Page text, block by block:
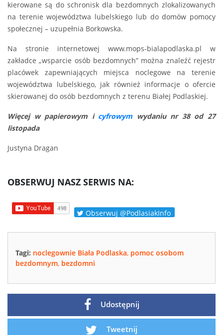
kierowane są do schronisk dla bezdomnych zlokalizowanych
na terenie województwa lubelskiego lub do domów pomocy
społecznej – uzupełnia Borkowska.
Na stronie internetowej www.mops-bialapodlaska.pl w
zakładce „wsparcie osób bezdomnych” można znaleźć rejestr
placówek zapewniających miejsca noclegowe na terenie
województwa lubelskiego, jak również informacje o ofercie
skierowanej do osób bezdomnych z terenu Białej Podlaskiej.
Więcej w papierowym i cyfrowym wydaniu nr 38 od 27
listopada
Justyna Dragan
OBSERWUJ NASZ SERWIS NA:
Obserwuj @PodlasiakInfo
Tagi: noclegownie Biała Podlaska, pomoc osobom
bezdomnym, bezdomni
Udostępnij
Tweetnij